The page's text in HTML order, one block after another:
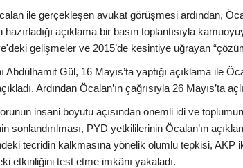
ile gerçekleşen avukat görüşmesi ardından,
hazırladığı açıklama bir basın toplantısıyla
gelişmeler ve 2015’de kesintiye uğrayan
Abdülhamit Gül, 16 Mayıs’ta yaptığı açıklama ile
açıkladı. Ardından Öcalan’ın çağrısıyla 26 Mayıs’ta
insani boyutu açısından önemli idi ve
sonlandırılması, PYD yetkililerinin Öcalan’ın
tecridin kalkmasına yönelik olumlu tepkisi, AKP
etkinliğini test etme imkânı yakaladı.